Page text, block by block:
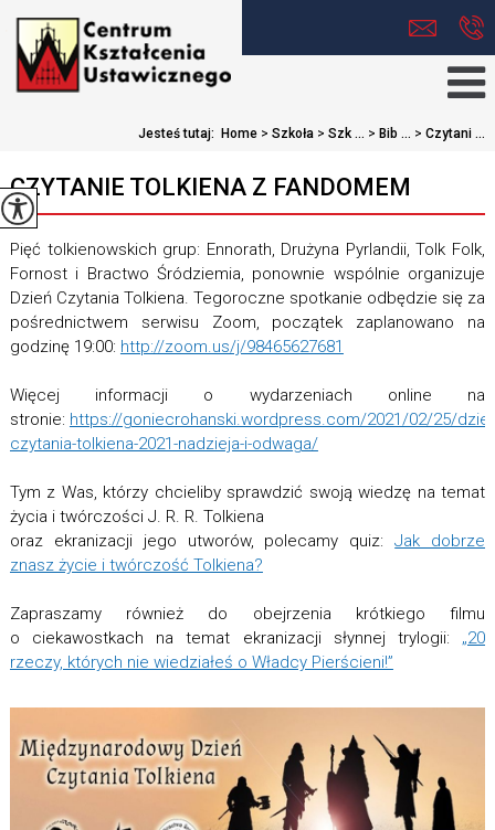
Jesteś tutaj: Home > Szkoła > Szk ... > Bib ... > Czytani ...
CZYTANIE TOLKIENA Z FANDOMEM
Pięć tolkienowskich grup: Ennorath, Drużyna Pyrlandii, Tolk Folk,
Fornost i Bractwo Śródziemia, ponownie wspólnie organizuje
Dzień Czytania Tolkiena. Tegoroczne spotkanie odbędzie się za
pośrednictwem serwisu Zoom, początek zaplanowano na
godzinę 19:00: http://zoom.us/j/98465627681
Więcej informacji o wydarzeniach online na
stronie: https://goniecrohanski.wordpress.com/2021/02/25/
czytania-tolkiena-2021-nadzieja-i-odwaga/
Tym z Was, którzy chcieliby sprawdzić swoją wiedzę na temat
życia i twórczości J. R. R. Tolkiena
oraz ekranizacji jego utworów, polecamy quiz:Jak dobrze
znasz życie i twórczość Tolkiena?
Zapraszamy również do obejrzenia krótkiego filmu
o ciekawostkach na temat ekranizacji słynnej trylogii: „20
rzeczy, których nie wiedziałeś o Władcy Pierścieni!”